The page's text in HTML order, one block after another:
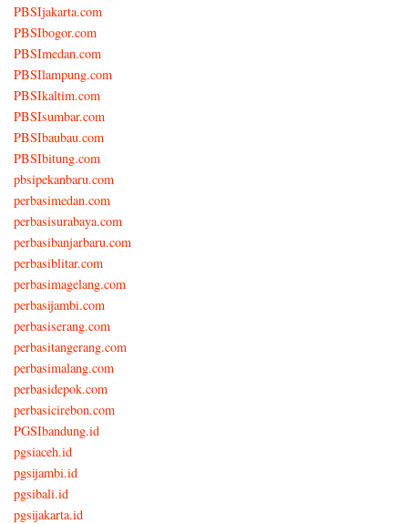
PBSIjakarta.com
PBSIbogor.com
PBSImedan.com
PBSIlampung.com
PBSIkaltim.com
PBSIsumbar.com
PBSIbaubau.com
PBSIbitung.com
pbsipekanbaru.com
perbasimedan.com
perbasisurabaya.com
perbasibanjarbaru.com
perbasiblitar.com
perbasimagelang.com
perbasijambi.com
perbasiserang.com
perbasitangerang.com
perbasimalang.com
perbasidepok.com
perbasicirebon.com
PGSIbandung.id
pgsiaceh.id
pgsijambi.id
pgsibali.id
pgsijakarta.id